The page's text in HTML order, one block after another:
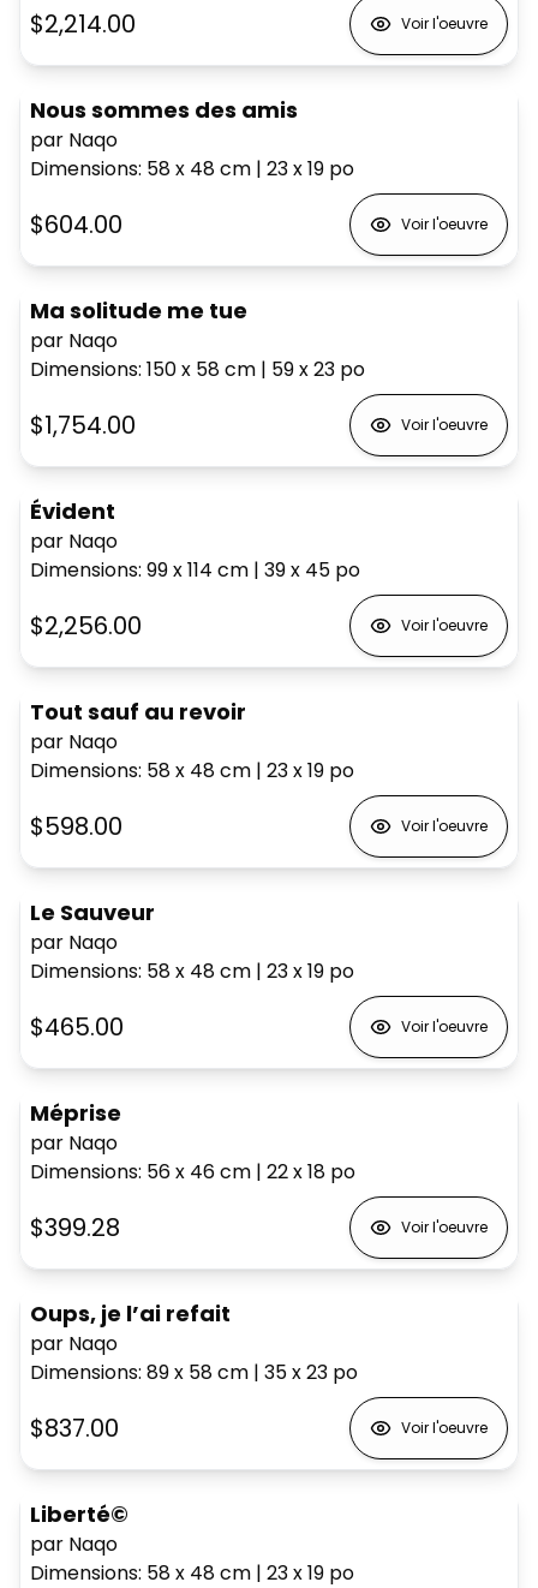
$2,214.00 Voir l'oeuvre
Nous sommes des amis
par Naqo
Dimensions: 58 x 48cm | 23 x 19 po
$604.00 Voir l'oeuvre
Ma solitude me tue
par Naqo
Dimensions: 150 x 58cm | 59 x 23 po
$1,754.00 Voir l'oeuvre
Évident
par Naqo
Dimensions: 99 x 114 cm | 39 x 45 po
$2,256.00 Voir l'oeuvre
Tout sauf au revoir
par Naqo
Dimensions: 58 x 48cm | 23 x 19 po
$598.00 Voir l'oeuvre
Le Sauveur
par Naqo
Dimensions: 58 x 48cm | 23 x 19 po
$465.00 Voir l'oeuvre
Méprise
par Naqo
Dimensions: 56 x 46cm | 22 x 18 po
$399.28 Voir l'oeuvre
Oups, je l’ai refait
par Naqo
Dimensions: 89 x 58cm | 35 x 23 po
$837.00 Voir l'oeuvre
Liberté©
par Naqo
Dimensions: 58 x 48cm | 23 x 19 po